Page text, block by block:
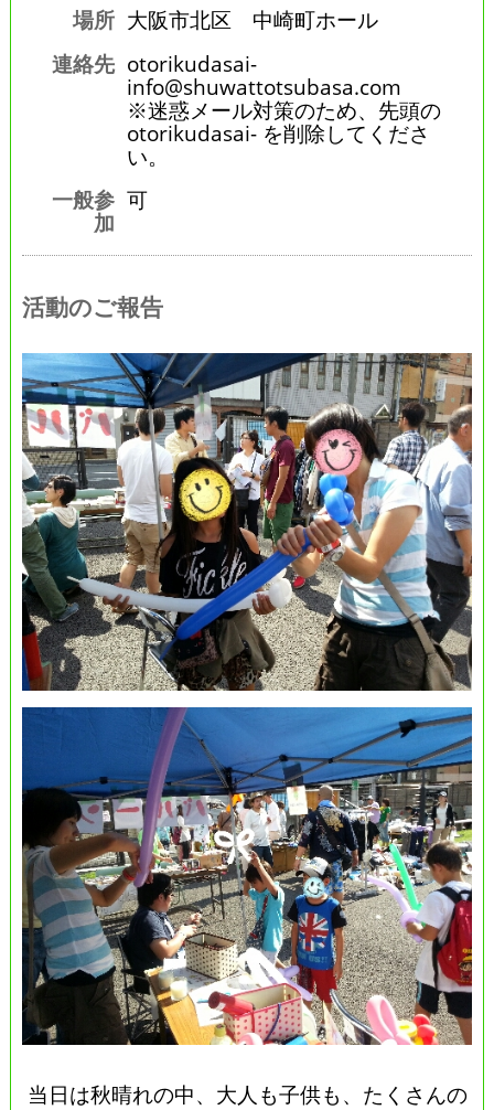
場所 大阪市北区 中崎町ホール
連絡先 otorikudasai-
info@shuwattotsubasa.com
※迷惑メール対策のため、先頭の
otorikudasai- を削除してくださ
い。
一般参
加
可
活動のご報告
当日は秋晴れの中、大人も子供も、たくさんの